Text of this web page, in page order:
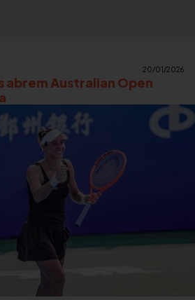
20/01/2026
abrem Australian Open